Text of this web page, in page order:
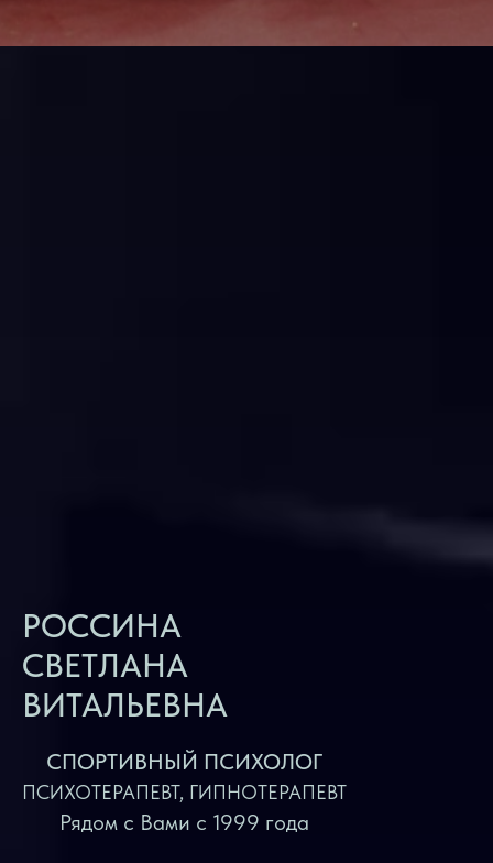
РОССИНА
СВЕТЛАНА
ВИТАЛЬЕВНА
СПОРТИВНЫЙ ПСИХОЛОГ
ПСИХОТЕРАПЕВТ, ГИПНОТЕРАПЕВТ
Рядом с Вами с 1999 года